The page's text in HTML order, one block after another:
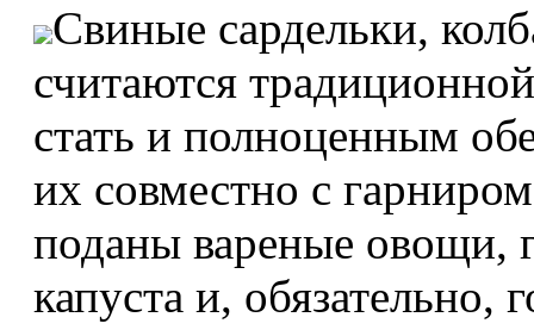
Свиные сардельки,
считаются
стать и полноценным
их совместно с
поданы вареные овощи,
капуста и, обязательно,